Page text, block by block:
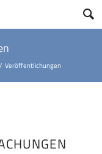
Veröffentlichungen